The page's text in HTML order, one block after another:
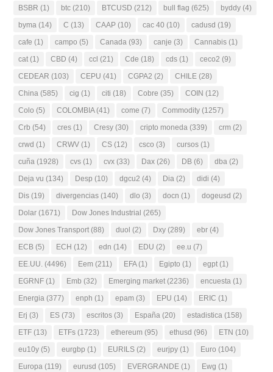
BSBR (1) btc (210) BTCUSD (212) bull flag (625) byddy (4)
byma (14) C (13) CAAP (10) cac 40 (10) cadusd (19)
cafe (1) campo (5) Canada (93) canje (3) Cannabis (1)
cat (1) CBD (4) ccl (21) Cde (18) cds (1) ceco2 (9)
CEDEAR (103) CEPU (41) CGPA2 (2) CHILE (28)
China (585) cig (1) citi (18) Cobre (35) COIN (12)
Colo (5) COLOMBIA(41) come (7) Commodity (1257)
Crb (54) cres (1) Cresy (30) cripto moneda (339) crm (2)
crwd (1) CRWV (1) CS (12) csco (3) cursos (1)
cuña (1928) cvs (1) cvx (33) Dax (26) DB (6) dba (2)
Deja vu (134) Desp (10) dgcu2 (4) Dia (2) didi (4)
Dis (19) divergencias (140) dlo (3) docn (1) dogeusd (2)
Dolar (1671) Dow Jones Industrial (265)
Dow Jones Transport (88) duol (2) Dxy (289) ebr (4)
ECB (5) ECH (12) edn (14) EDU (2) ee.u (7)
EE.UU. (4496) Eem (211) EFA(1) Egipto (1) egpt (1)
EGRNF (1) Emb (32) Emerging market (2236) encuesta (1)
Energia (377) enph (1) epam (3) EPU (14) ERIC (1)
Erj (3) ES (73) escritos (3) España (20) estadistica (158)
ETF (13) ETFs (1723) ethereum (95) ethusd (96) ETN (10)
eu10y (5) eurgbp (1) EURILS (2) eurjpy (1) Euro (104)
Europa (119) eurusd (105) EVERGRANDE (1) Ewg (1)